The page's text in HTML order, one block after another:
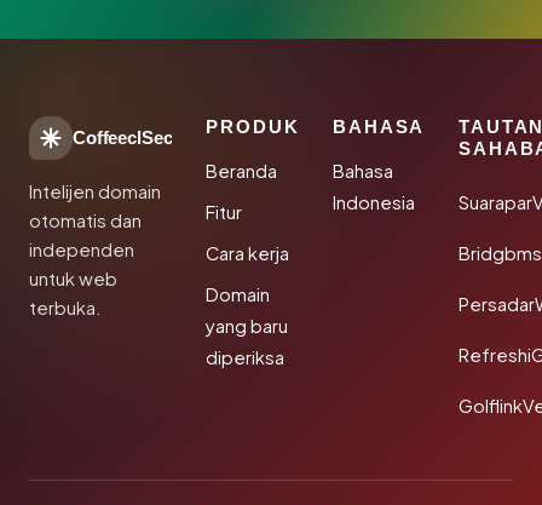
CoffeeclSec
Intelijen domain
otomatis dan
independen
untuk web
terbuka.
PRODUK
Beranda
Fitur
Cara kerja
Domain
yang baru
diperiksa
BAHASA
Bahasa
Indonesia